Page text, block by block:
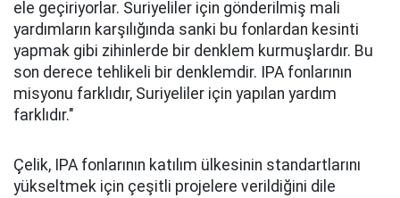
ele geçiriyorlar. Suriyeliler için gönderilmiş mali
yardımların karşılığında sanki bu fonlardan kesinti
yapmak gibi zihinlerde bir denklem kurmuşlardır. Bu
son derece tehlikeli bir denklemdir. IPA fonlarının
misyonu farklıdır, Suriyeliler için yapılan yardım
farklıdır."
Çelik, IPA fonlarının katılım ülkesinin standartlarını
yükseltmek için çeşitli projelere verildiğini dile